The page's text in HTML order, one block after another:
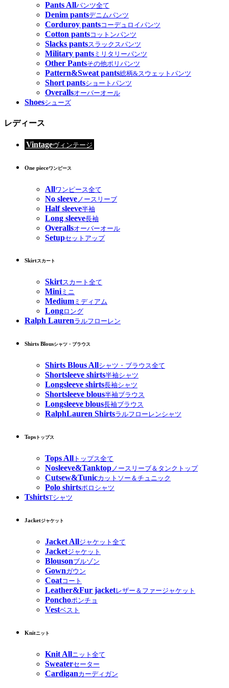
Pants Allパンツ全て
Denim pantsデニムパンツ
Corduroy pantsコーデュロイパンツ
Cotton pantsコットンパンツ
Slacks pantsスラックスパンツ
Military pants ミリタリーパンツ
Other Pantsその他ポリパンツ
Pattern&Sweat pants総柄&スウェットパンツ
Short pantsショートパンツ
Overallsオーバーオール
Shoesシューズ
レディース
Vintageヴィンテージ
One pieceワンピース
Allワンピース全て
No sleeve ノースリーブ
Half sleeve半袖
Long sleeve長袖
Overallsオーバーオール
Setupセットアップ
Skirtスカート
Skirtスカート全て
Miniミニ
Medium ミディアム
Longロング
Ralph Laurenラルフローレン
Shirts Blousシャツ・ブラウス
Shirts Blous Allシャツ・ブラウス全て
Shortsleeve shirts半袖シャツ
Longsleeve shirts長袖シャツ
Shortsleeve blous半袖ブラウス
Longsleeve blous長袖ブラウス
RalphLauren Shirtsラルフローレンシャツ
Tops トップス
Tops All トップス全て
Nosleeve&Tanktopノースリーブ＆タンクトップ
Cutsew&Tunicカットソー＆チュニック
Polo shirtsポロシャツ
TshirtsTシャツ
Jacketジャケット
Jacket Allジャケット全て
Jacketジャケット
Blousonブルゾン
Gownガウン
Coatコート
Leather&Fur jacketレザー＆ファージャケット
Ponchoポンチョ
Vestベスト
Knitニット
Knit Allニット全て
Sweaterセーター
Cardiganカーディガン